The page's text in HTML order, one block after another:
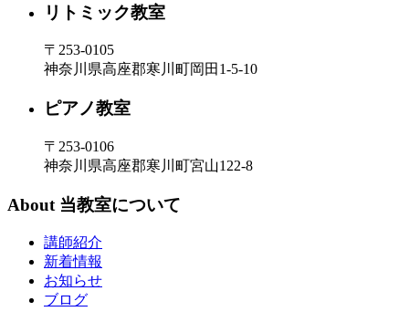
リトミック教室
〒253-0105
神奈川県高座郡寒川町岡田1-5-10
ピアノ教室
〒253-0106
神奈川県高座郡寒川町宮山122-8
About 当教室について
講師紹介
新着情報
お知らせ
ブログ